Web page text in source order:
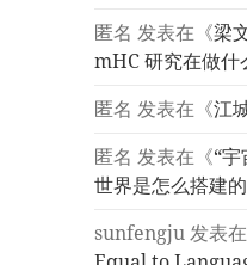
匿名 发表在《梁
mHC 研究在做什
匿名 发表在《江
匿名 发表在《“宇
世界是怎么搭建
sunfengju发表